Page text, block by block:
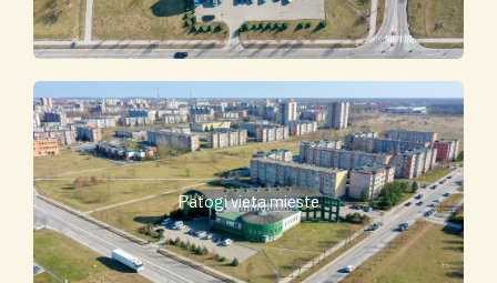
Patogi vieta mieste